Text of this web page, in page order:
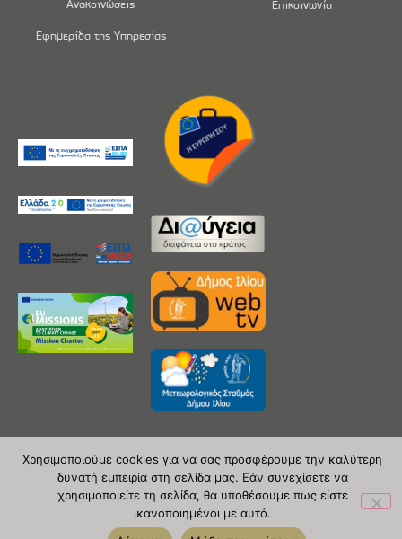
Ανακοινώσεις
Εφημερίδα της Υπηρεσίας
Επικοινωνία
Copyright 2020 © Δήμος Ιλίου
| powered by Evolutionprojects
Χρησιμοποιούμε cookies για να σας προσφέρουμε την καλύτερη
δυνατή εμπειρία στη σελίδα μας. Εάν συνεχίσετε να
χρησιμοποιείτε τη σελίδα, θα υποθέσουμε πως είστε
ικανοποιημένοι με αυτό.